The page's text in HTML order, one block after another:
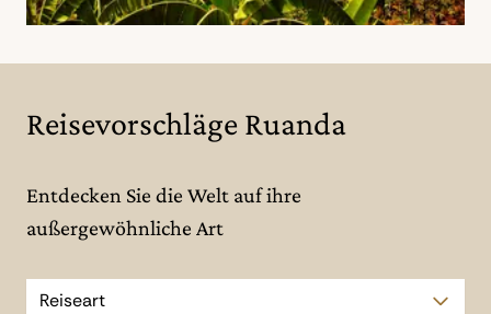
Reisevorschläge Ruanda
Entdecken Sie die Welt auf ihre
außergewöhnliche Art
Reiseart